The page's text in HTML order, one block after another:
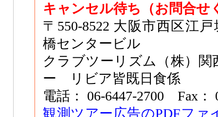
キャンセル待ち（お問合せ
〒550-8522 大阪市西区江
橋センタービル
クラブツーリズム（株）関
ー リビア皆既日食係
電話： 06-6447-2700 Fax：
観測ツアー広告のPDFファ